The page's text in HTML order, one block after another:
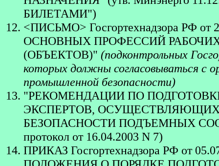
БИЛЕТАМИ")
<ПИСЬМО> Госгортехнадзора РФ
ОСНОВНЫХ ПРОФЕССИЙ
(ОБЪЕКТОВ)" (подконтрольных
которых должны согласовываться с
промышленной безопасности)
"РЕКОМЕНДАЦИИ ПО
ЭКСПЕРТОВ,
БЕЗОПАСНОСТИ ПОДЪЕМНЫХ
протокол от 16.04.2003 N 7)
ПРИКАЗ Госгортехнадзора РФ от